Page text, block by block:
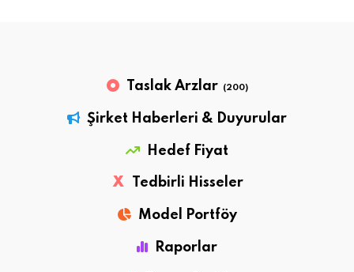
Taslak Arzlar (200)
Şirket Haberleri & Duyurular
Hedef Fiyat
X Tedbirli Hisseler
Model Portföy
Raporlar